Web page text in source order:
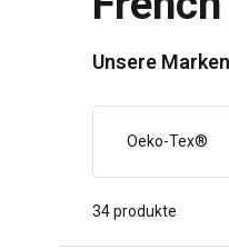
Unsere Marken
Oeko-Tex®
34 produkte